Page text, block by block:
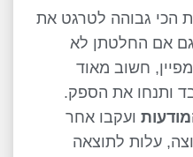
הכי גבוהה לטרגט את
גם אם החלטתן לא
חשוב מאוד
ותנחו את הספק.
ועקבו אחר
עלות לתוצאה